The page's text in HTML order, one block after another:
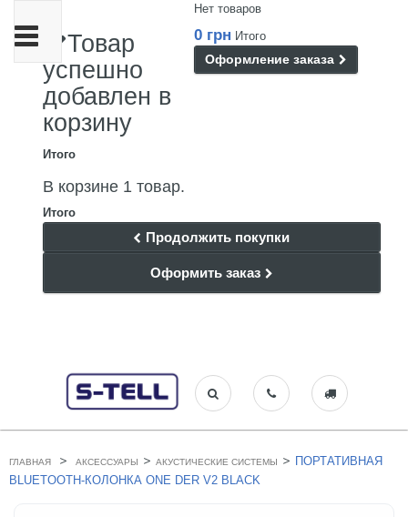
Нет товаров
0 грн Итого
Оформление заказа
Товар
успешно
добавлен в
корзину
Итого
В корзине 1 товар.
Итого
Продолжить покупки
Оформить заказ
Переключить
навигации
ГЛАВНАЯ > АКСЕССУАРЫ > АКУСТИЧЕСКИЕ СИСТЕМЫ > ПОРТАТИВНАЯ
BLUETOOTH-КОЛОНКА ONE DER V2 BLACK